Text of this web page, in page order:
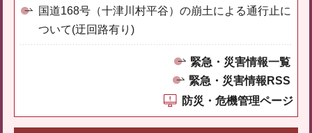
国道168号（十津川村平谷）の崩土による通行止に
ついて(迂回路有り)
緊急・災害情報一覧
緊急・災害情報RSS
防災・危機管理ページ